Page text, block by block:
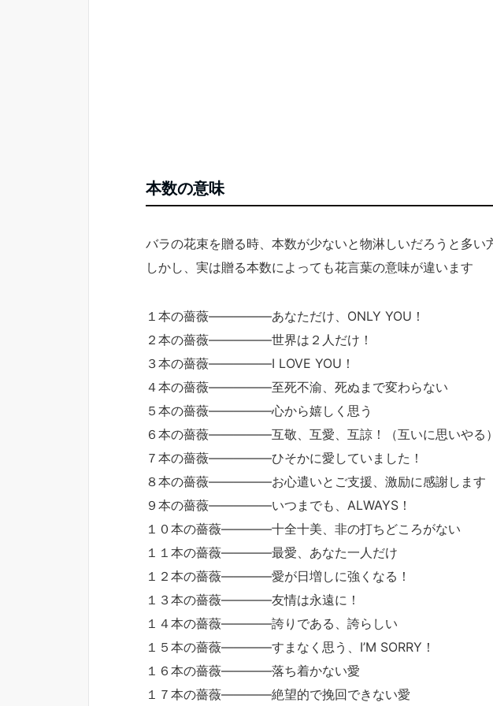
本数の意味
バラの花束を贈る時、本数が少ないと物淋しいだろうと多い
しかし、実は贈る本数によっても花言葉の意味が違います
１本の薔薇―――――あなただけ、ONLY YOU！
２本の薔薇―――――世界は２人だけ！
３本の薔薇―――――I LOVE YOU！
４本の薔薇―――――至死不渝、死ぬまで変わらない
５本の薔薇―――――心から嬉しく思う
６本の薔薇―――――互敬、互愛、互諒！（互いに思いやる）
７本の薔薇―――――ひそかに愛していました！
８本の薔薇―――――お心遣いとご支援、激励に感謝します
９本の薔薇―――――いつまでも、ALWAYS！
１０本の薔薇――――十全十美、非の打ちどころがない
１１本の薔薇――――最愛、あなた一人だけ
１２本の薔薇――――愛が日増しに強くなる！
１３本の薔薇――――友情は永遠に！
１４本の薔薇――――誇りである、誇らしい
１５本の薔薇――――すまなく思う、I’M SORRY！
１６本の薔薇――――落ち着かない愛
１７本の薔薇――――絶望的で挽回できない愛